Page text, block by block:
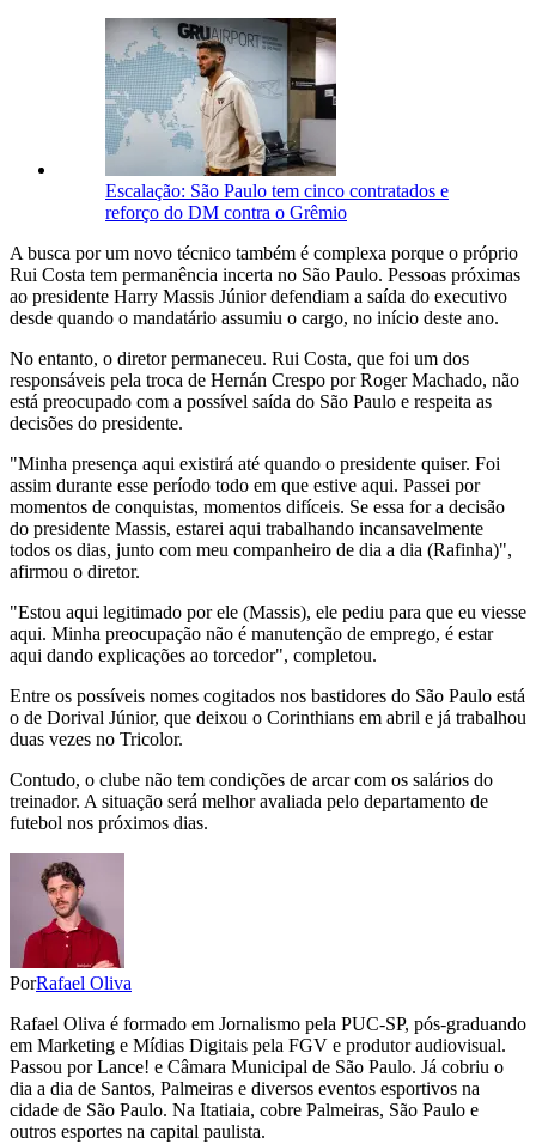
Escalação: São Paulo tem cinco contratados e
reforço do DM contra o Grêmio
A busca por um novo técnico também é complexa porque o próprio
Rui Costa tem permanência incerta no São Paulo. Pessoas próximas
ao presidente Harry Massis Júnior defendiam a saída do executivo
desde quando o mandatário assumiu o cargo, no início deste ano.
No entanto, o diretor permaneceu. Rui Costa, que foi um dos
responsáveis pela troca de Hernán Crespo por Roger Machado, não
está preocupado com a possível saída do São Paulo e respeita as
decisões do presidente.
"Minha presença aqui existirá até quando o presidente quiser. Foi
assim durante esse período todo em que estive aqui. Passei por
momentos de conquistas, momentos difíceis. Se essa for a decisão
do presidente Massis, estarei aqui trabalhando incansavelmente
todos os dias, junto com meu companheiro de dia a dia (Rafinha)",
afirmou o diretor.
"Estou aqui legitimado por ele (Massis), ele pediu para que eu viesse
aqui. Minha preocupação não é manutenção de emprego, é estar
aqui dando explicações ao torcedor", completou.
Entre os possíveis nomes cogitados nos bastidores do São Paulo está
o de Dorival Júnior, que deixou o Corinthians em abril e já trabalhou
duas vezes no Tricolor.
Contudo, o clube não tem condições de arcar com os salários do
treinador. A situação será melhor avaliada pelo departamento de
futebol nos próximos dias.
PorRafael Oliva
Rafael Oliva é formado em Jornalismo pela PUC-SP, pós-graduando
em Marketing e Mídias Digitais pela FGV e produtor audiovisual.
Passou por Lance! e Câmara Municipal de São Paulo. Já cobriu o
dia a dia de Santos, Palmeiras e diversos eventos esportivos na
cidade de São Paulo. Na Itatiaia, cobre Palmeiras, São Paulo e
outros esportes na capital paulista.